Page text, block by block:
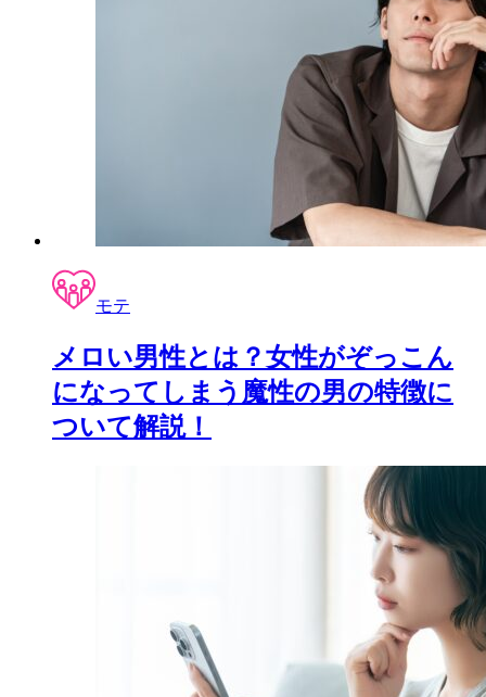
モテ
メロい男性とは？女性がぞっこん
になってしまう魔性の男の特徴に
ついて解説！